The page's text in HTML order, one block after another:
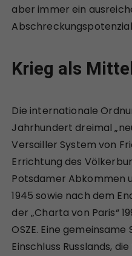
aber immer ein
Krieg als
Die internationale
Jahrhundert dreimal
Versailler System von
Errichtung des
Potsdamer Abkommen
1945 sowie nach dem
der „Charta von Paris“
OSZE. Eine
Einschluss Russlands,